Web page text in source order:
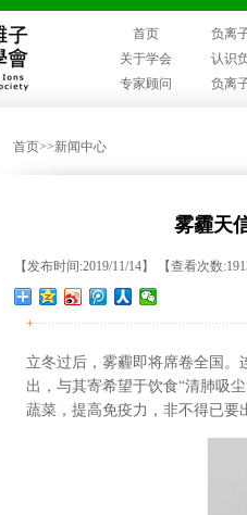
首页
负离
关于学会
认识
专家顾问
负离
首页>>新闻中心
雾霾天
【发布时间:2019/11/14】 【查看次数
+
立冬过后，雾霾即将席卷全国。
出，与其寄希望于饮食“清肺吸
蔬菜，提高免疫力，非不得已要